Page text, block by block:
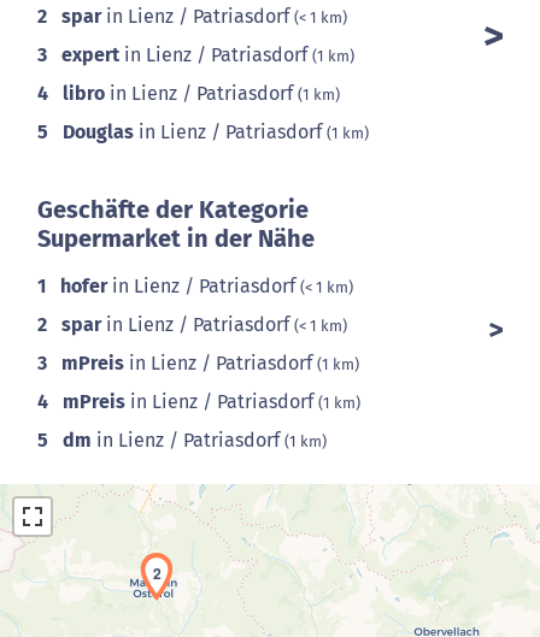
2 sparin Lienz / Patriasdorf(< 1 km)
3 expert in Lienz / Patriasdorf(1 km)
4 libro in Lienz / Patriasdorf(1 km)
5 Douglas in Lienz / Patriasdorf(1 km)
Geschäfte der Kategorie
Supermarket in der Nähe
1 hoferin Lienz / Patriasdorf(< 1 km)
2 sparin Lienz / Patriasdorf(< 1 km)
3 mPreis in Lienz / Patriasdorf(1 km)
4 mPreis in Lienz / Patriasdorf(1 km)
5 dm in Lienz / Patriasdorf(1 km)
2